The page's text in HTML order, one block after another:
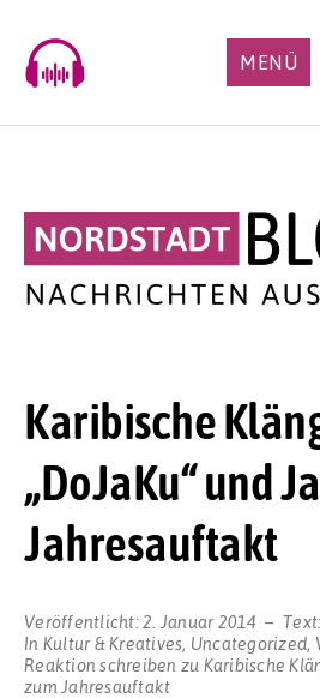
content
MENÜ
Karibische
„DoJaKu“ und
Jahresauftakt
Veröffentlicht:2. Januar 2014 Text:
In Kultur & Kreatives, Uncategorized,
Reaktion schreiben zu Karibische
zum Jahresauftakt